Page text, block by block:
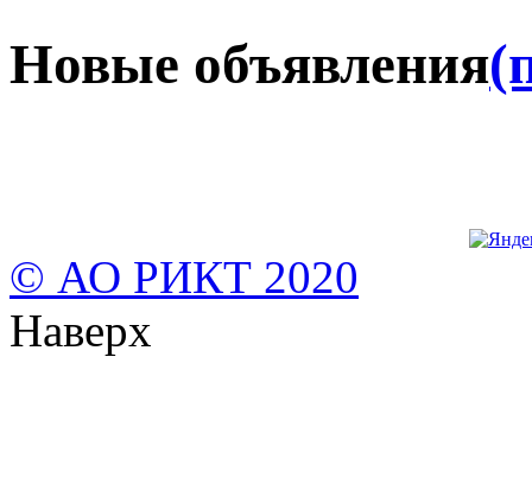
Новые объявления
© АО РИКТ 2020
Наверх